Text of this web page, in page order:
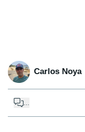
Carlos Noya